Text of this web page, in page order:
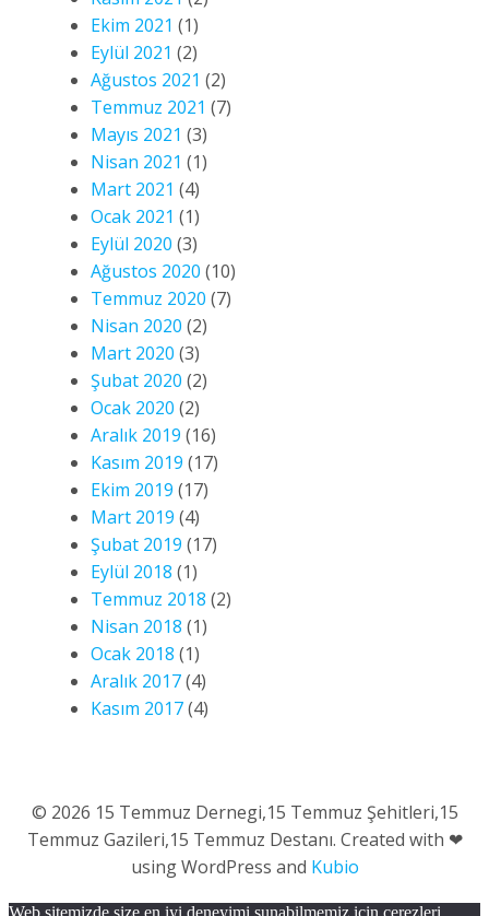
Ekim 2021 (1)
Eylül 2021 (2)
Ağustos 2021 (2)
Temmuz 2021 (7)
Mayıs 2021 (3)
Nisan 2021 (1)
Mart 2021 (4)
Ocak 2021 (1)
Eylül 2020 (3)
Ağustos 2020 (10)
Temmuz 2020 (7)
Nisan 2020 (2)
Mart 2020 (3)
Şubat 2020 (2)
Ocak 2020 (2)
Aralık 2019 (16)
Kasım 2019 (17)
Ekim 2019 (17)
Mart 2019 (4)
Şubat 2019 (17)
Eylül 2018 (1)
Temmuz 2018 (2)
Nisan 2018 (1)
Ocak 2018 (1)
Aralık 2017(4)
Kasım 2017(4)
© 2026 15 Temmuz Dernegi,15 Temmuz Şehitleri,15
Temmuz Gazileri,15 Temmuz Destanı. Created with ❤
using WordPress and Kubio
Web sitemizde size en iyi deneyimi sunabilmemiz için çerezleri